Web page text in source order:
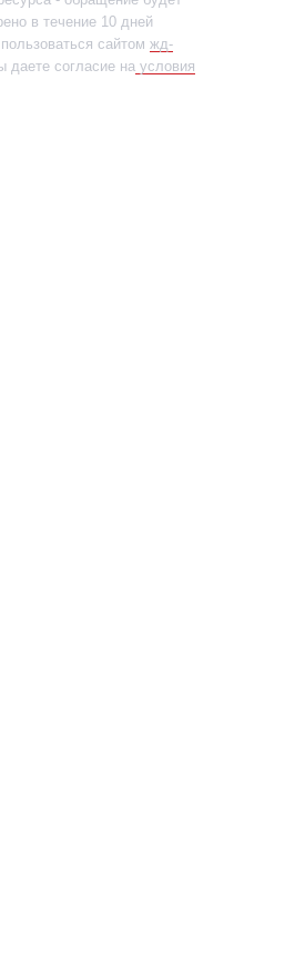
в течение 10 дней
сайтом жд-
даете согласие на условия